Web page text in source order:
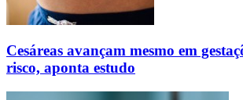
Cesáreas avançam mesmo em
risco, aponta estudo